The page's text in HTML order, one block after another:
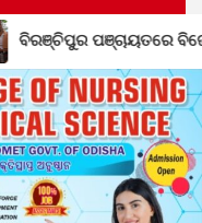
ବିଜେଡିର ଶକ୍ତି ବୃଦ୍ଧି;